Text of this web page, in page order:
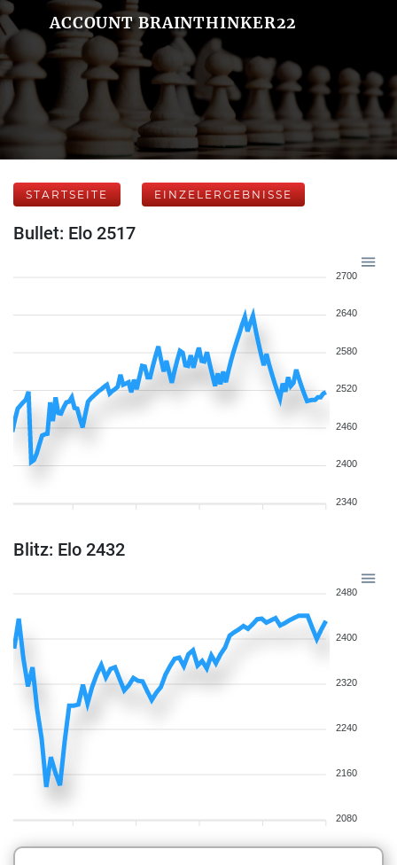
ACCOUNT BRAINTHINKER22
STARTSEITE EINZELERGEBNISSE
Bullet: Elo 2517
2700
2640
2580
2520
2460
2400
2340
Blitz: Elo 2432
2480
2400
2320
2240
2160
2080